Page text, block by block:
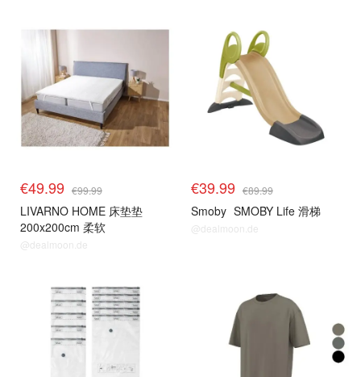
€49.99 €99.99
LIVARNO HOME 床垫垫
200x200cm 柔软
@dealmoon.de
€39.99 €89.99
Smoby SMOBY Life 滑梯
@dealmoon.de